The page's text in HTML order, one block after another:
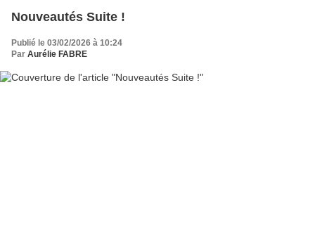
Nouveautés Suite !
Publié le 03/02/2026 à 10:24
Par Aurélie FABRE